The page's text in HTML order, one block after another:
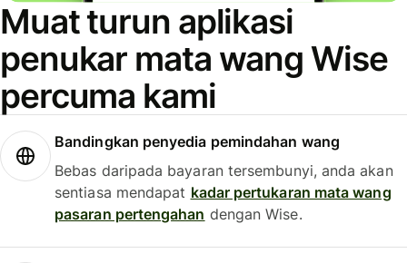
Muat turun aplikasi
penukar mata wang Wise
percuma kami
Bandingkan penyedia pemindahan wang
Bebas daripada bayaran tersembunyi, anda akan
sentiasa mendapat kadar pertukaran mata wang
pasaran pertengahan dengan Wise.